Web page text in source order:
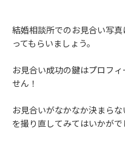
結婚相談所でのお見合い写
ってもらいましょう。
お見合い成功の鍵はプロフ
せん！
お見合いがなかなか決まら
を撮り直してみてはいかがで